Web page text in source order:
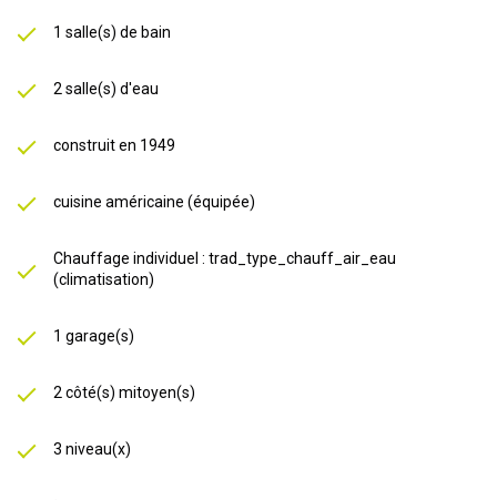
1 salle(s) de bain
2 salle(s) d'eau
construit en 1949
cuisine américaine (équipée)
Chauffage individuel : trad_type_chauff_air_eau
(climatisation)
1 garage(s)
2 côté(s) mitoyen(s)
3 niveau(x)